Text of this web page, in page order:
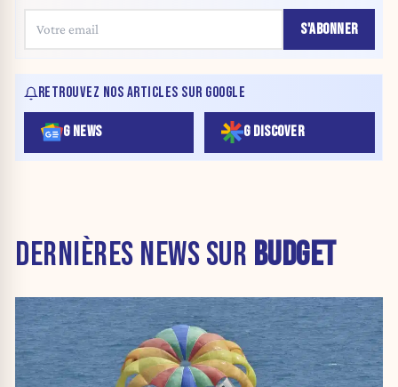
S'ABONNER
RETROUVEZ NOS ARTICLES SUR GOOGLE
G NEWS G DISCOVER
DERNIÈRES NEWS SUR BUDGET